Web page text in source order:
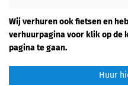
Wij verhuren ook fietsen en
verhuurpagina voor klik op de
pagina te gaan.
Huur